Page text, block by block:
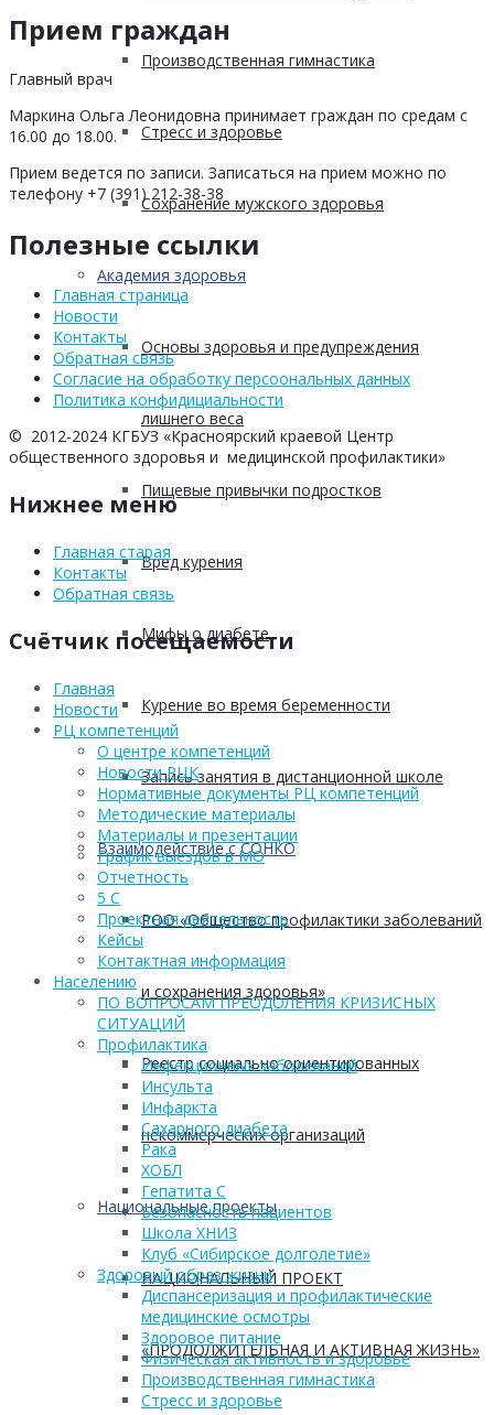
Производственная гимнастика
Стресс и здоровье
Сохранение мужского здоровья
Академия здоровья
Основы здоровья и предупреждения
лишнего веса
Пищевые привычки подростков
Вред курения
Мифы о диабете
Курение во время беременности
Запись занятия в дистанционной школе
Взаимодействие с СОНКО
РОО «Общество профилактики заболеваний
и сохранения здоровья»
Реестр социально ориентированных
некоммерческих организаций
Национальные проекты
НАЦИОНАЛЬНЫЙ ПРОЕКТ
«ПРОДОЛЖИТЕЛЬНАЯ И АКТИВНАЯ ЖИЗНЬ»
Прием граждан
Главный врач
Маркина Ольга Леонидовна принимает граждан по средам с
16.00 до 18.00.
Прием ведется по записи. Записаться на прием можно по
телефону +7 (391) 212-38-38
Полезные ссылки
Главная страница
Новости
Контакты
Обратная связь
Согласие на обработку персоональных данных
Политика конфидициальности
© 2012-2024 КГБУЗ «Красноярский краевой Центр
общественного здоровья и медицинской профилактики»
Нижнее меню
Главная старая
Контакты
Обратная связь
Счётчик посещаемости
Главная
Новости
РЦ компетенций
О центре компетенций
Новости РЦК
Нормативные документы РЦ компетенций
Методические материалы
Материалы и презентации
График выездов в МО
Отчетность
5 С
Проектная деятельность
Кейсы
Контактная информация
Населению
ПО ВОПРОСАМ ПРЕОДОЛЕНИЯ КРИЗИСНЫХ
СИТУАЦИЙ
Профилактика
Инфекционных заболеваний
Инсульта
Инфаркта
Сахарного диабета
Рака
ХОБЛ
Гепатита С
Безопасность пациентов
Школа ХНИЗ
Клуб «Сибирское долголетие»
Здоровый образ жизни
Диспансеризация и профилактические
медицинские осмотры
Здоровое питание
Физическая активность и здоровье
Производственная гимнастика
Стресс и здоровье